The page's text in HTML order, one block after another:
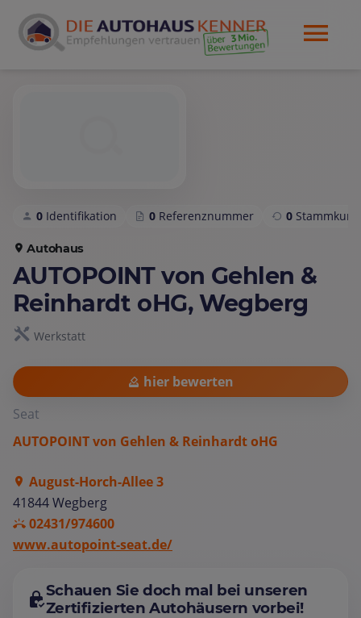
0 Identifikation 0 Referenznummer 0
Autohaus
AUTOPOINT von Gehlen &
Reinhardt oHG, Wegberg
Werkstatt
hier bewerten
Seat
AUTOPOINT von Gehlen & Reinhardt oHG
August-Horch-Allee 3
41844 Wegberg
02431/974600
www.autopoint-seat.de/
Schauen Sie doch mal bei unseren
Zertifizierten Autohäusern vorbei!